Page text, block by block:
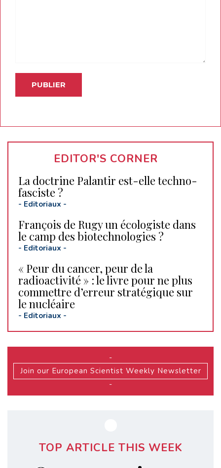
EDITOR'S CORNER
La doctrine Palantir est-elle techno-
fasciste ?
- Editoriaux -
François de Rugy un écologiste dans
le camp des biotechnologies ?
- Editoriaux -
« Peur du cancer, peur de la
radioactivité » : le livre pour ne plus
commettre d’erreur stratégique sur
le nucléaire
- Editoriaux -
-
Join our European Scientist Weekly Newsletter
-
TOP ARTICLE THIS WEEK